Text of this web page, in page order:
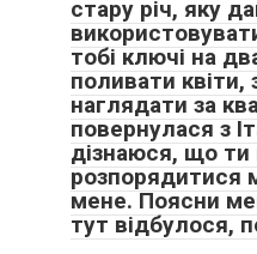
стару річ, яку
тобі ключі на
поливати
наглядати за
повернулася з
дізнаюся, що ти
розпорядитися
мене. Поясни
тут відбулося,